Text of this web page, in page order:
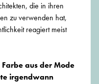
die in ihren
zu verwenden hat,
reagiert meist
aus der Mode
irgendwann